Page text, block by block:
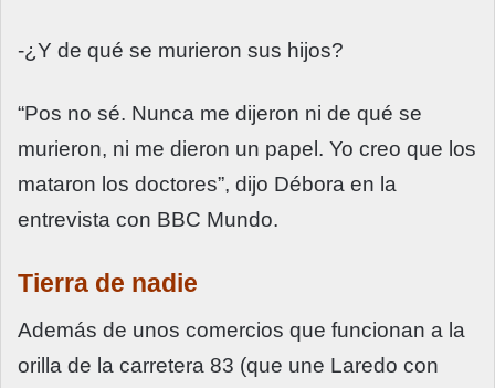
-¿Y de qué se murieron sus hijos?
“Pos no sé. Nunca me dijeron ni de qué se
murieron, ni me dieron un papel. Yo creo que los
mataron los doctores”, dijo Débora en la
entrevista con BBC Mundo.
Tierra de nadie
Además de unos comercios que funcionan a la
orilla de la carretera 83 (que une Laredo con